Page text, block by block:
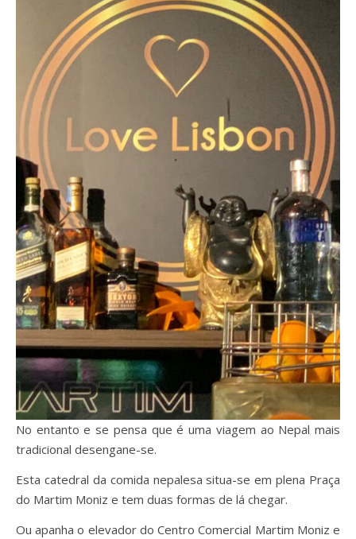
No entanto e se pensa que é uma viagem ao Nepal mais
tradicional desengane-se.
Esta catedral da comida nepalesa situa-se em plena Praça
do Martim Moniz e tem duas formas de lá chegar.
Ou apanha o elevador do Centro Comercial Martim Moniz e